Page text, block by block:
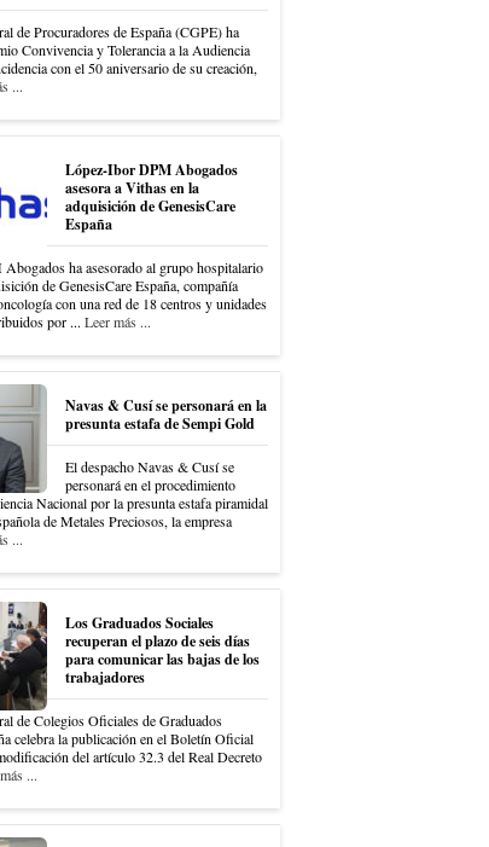
de Procuradores de España (CGPE) ha
Convivencia y Tolerancia a la Audiencia
con el 50 aniversario de su creación,
...
López-Ibor DPM Abogados
asesora a Vithas en la
adquisición de GenesisCare
España
ha asesorado al grupo hospitalario
de GenesisCare España, compañía
con una red de 18 centros y unidades
por ... Leer más ...
Navas & Cusí se personará en la
presunta estafa de Sempi Gold
El despacho Navas & Cusí se
personará en el procedimiento
Nacional por la presunta estafa piramidal
de Metales Preciosos, la empresa
...
Los Graduados Sociales
recuperan el plazo de seis días
para comunicar las bajas de los
trabajadores
de Colegios Oficiales de Graduados
celebra la publicación en el Boletín Oficial
del artículo 32.3 del Real Decreto
...